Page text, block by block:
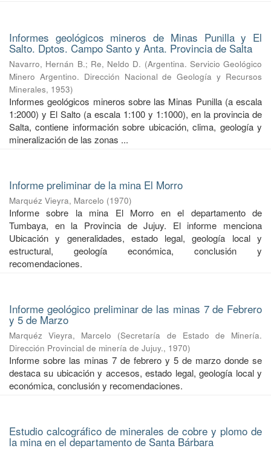
Informes geológicos mineros de Minas Punilla y El
Salto. Dptos. Campo Santo y Anta. Provincia de Salta
Navarro, Hernán B.; Re, Neldo D. (Argentina. Servicio Geológico
Minero Argentino. Dirección Nacional de Geología y Recursos
Minerales, 1953)
Informes geológicos mineros sobre las Minas Punilla (a escala
1:2000) y El Salto (a escala 1:100 y 1:1000), en la provincia de
Salta, contiene información sobre ubicación, clima, geología y
mineralización de las zonas ...
Informe preliminar de la mina El Morro
Marquéz Vieyra, Marcelo (1970)
Informe sobre la mina El Morro en el departamento de
Tumbaya, en la Provincia de Jujuy. El informe menciona
Ubicación y generalidades, estado legal, geología local y
estructural, geología económica, conclusión y
recomendaciones.
Informe geológico preliminar de las minas 7 de Febrero
y 5 de Marzo
Marquéz Vieyra, Marcelo (Secretaría de Estado de Minería.
Dirección Provincial de minería de Jujuy., 1970)
Informe sobre las minas 7 de febrero y 5 de marzo donde se
destaca su ubicación y accesos, estado legal, geología local y
económica, conclusión y recomendaciones.
Estudio calcográfico de minerales de cobre y plomo de
la mina en el departamento de Santa Bárbara